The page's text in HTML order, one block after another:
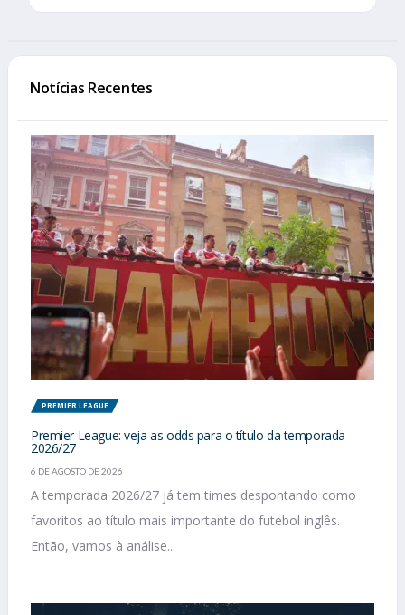
Notícias Recentes
PREMIER LEAGUE
Premier League: veja as odds para o título da temporada
2026/27
6 DE AGOSTO DE 2026
A temporada 2026/27 já tem times despontando como
favoritos ao título mais importante do futebol inglês.
Então, vamos à análise...